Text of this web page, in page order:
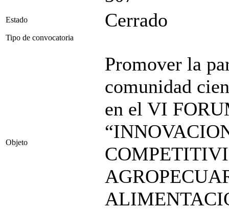
Estado Cerrado
Tipo de convocatoria
Objeto
Promover la
comunidad
en el VI